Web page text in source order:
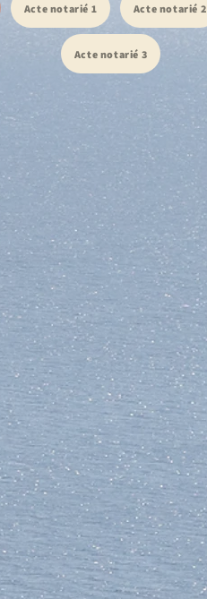
Acte notarié 1 Acte notarié 2
Acte notarié 3